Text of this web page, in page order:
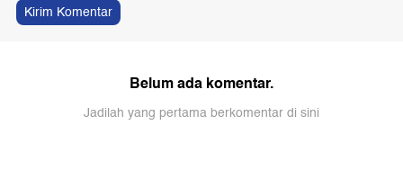
Kirim Komentar
Belum ada komentar.
Jadilah yang pertama berkomentar di sini